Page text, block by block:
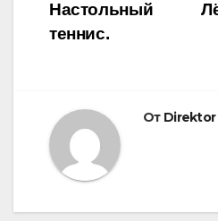
по
Настольный
теннис.
От Direktor